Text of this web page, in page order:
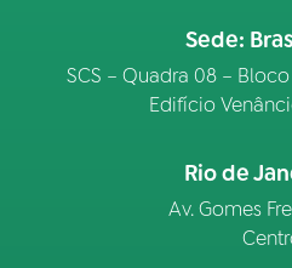
Sede:
SCS – Quadra 08 –
Edifício
Rio de
Av. Gomes